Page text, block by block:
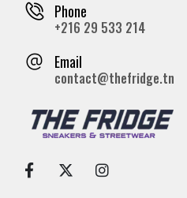
Phone
+216 29 533 214
Email
contact@thefridge.tn